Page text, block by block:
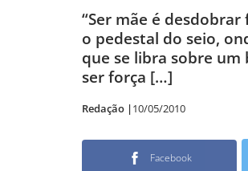
“Ser mãe é
o pedestal do seio,
que se libra sobre um
ser força […]
Redação |10/05/2010
Facebook